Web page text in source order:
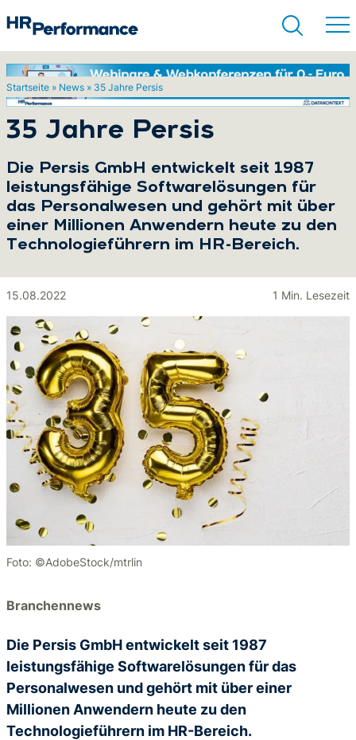
Startseite » News » 35 Jahre Persis
35 Jahre Persis
Die Persis GmbH entwickelt seit 1987
leistungsfähige Softwarelösungen für
das Personalwesen und gehört mit über
einer Millionen Anwendern heute zu den
Technologieführern im HR-Bereich.
15.08.2022 1 Min. Lesezeit
Foto: ©AdobeStock/mtrlin
Branchennews
Die Persis GmbH entwickelt seit 1987
leistungsfähige Softwarelösungen für das
Personalwesen und gehört mit über einer
Millionen Anwendern heute zu den
Technologieführern im HR-Bereich.